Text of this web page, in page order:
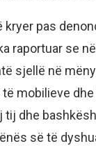
pas
raportuar se
sjellë në
mobilieve
tij dhe
së të